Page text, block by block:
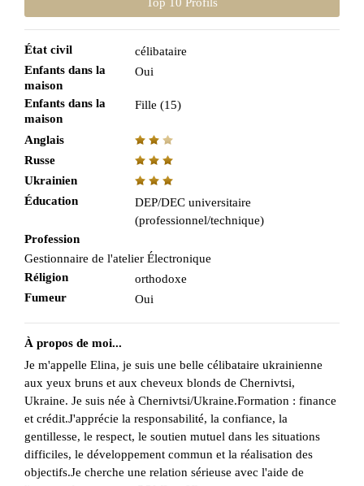
État civil
célibataire
Enfants dans la
maison
Oui
Enfants dans la
maison
Fille (15)
Anglais
Russe
Ukrainien
Éducation
DEP/DEC universitaire
(professionnel/technique)
Profession
Gestionnaire de l'atelier Électronique
Réligion
orthodoxe
Fumeur
Oui
À propos de moi...
Je m'appelle Elina, je suis une belle célibataire ukrainienne
aux yeux bruns et aux cheveux blonds de Chernivtsi,
Ukraine. Je suis née à Chernivtsi/Ukraine.Formation : finance
et crédit.J'apprécie la responsabilité, la confiance, la
gentillesse, le respect, le soutien mutuel dans les situations
difficiles, le développement commun et la réalisation des
objectifs.Je cherche une relation sérieuse avec l'aide de